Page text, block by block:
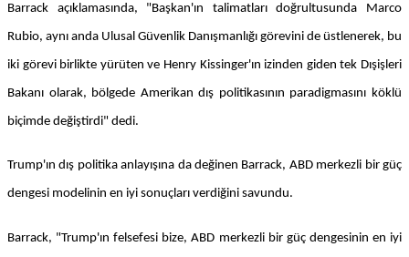
Barrack açıklamasında, "Başkan'ın talimatları doğrultusunda Marco
Rubio, aynı anda Ulusal Güvenlik Danışmanlığı görevini de üstlenerek, bu
iki görevi birlikte yürüten ve Henry Kissinger'ın izinden giden tek Dışişleri
Bakanı olarak, bölgede Amerikan dış politikasının paradigmasını köklü
biçimde değiştirdi" dedi.
Trump'ın dış politika anlayışına da değinen Barrack, ABD merkezli bir güç
dengesi modelinin en iyi sonuçları verdiğini savundu.
Barrack, "Trump'ın felsefesi bize, ABD merkezli bir güç dengesinin en iyi